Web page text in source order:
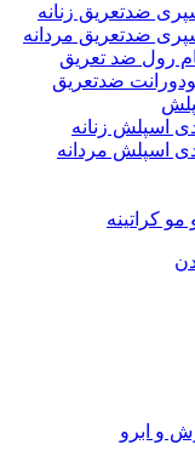
ضدتعریق زنانه
ضدتعریق مردانه
رول ضد تعریق
ضدتعریق
اسپلش زنانه
اسپلش مردانه
مو کراتینه
و ابرو